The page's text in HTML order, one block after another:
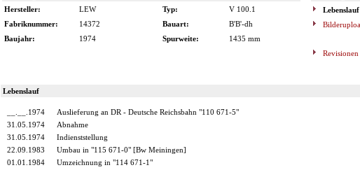
Hersteller:
LEW Typ: V 100.1
Lebenslauf
Fabriknummer:
14372 Bauart: B'B'-dh
Baujahr:
1974 Spurweite:
1435 mm
Revisionen
Lebenslauf
__.__.1974
Auslieferung an DR - Deutsche Reichsbahn "110 671-5"
31.05.1974
Abnahme
31.05.1974
Indienststellung
22.09.1983
Umbau in "115 671-0" [Bw Meiningen]
01.01.1984
Umzeichnung in "114 671-1"